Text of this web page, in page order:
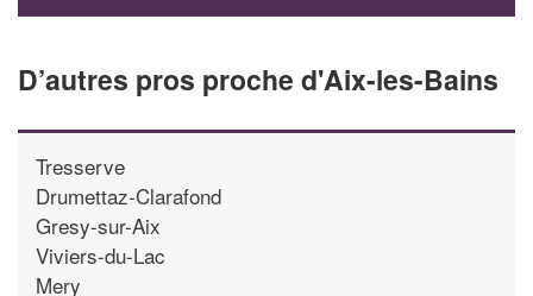
D’autres pros proche d'Aix-les-Bains
Tresserve
Drumettaz-Clarafond
Gresy-sur-Aix
Viviers-du-Lac
Mery